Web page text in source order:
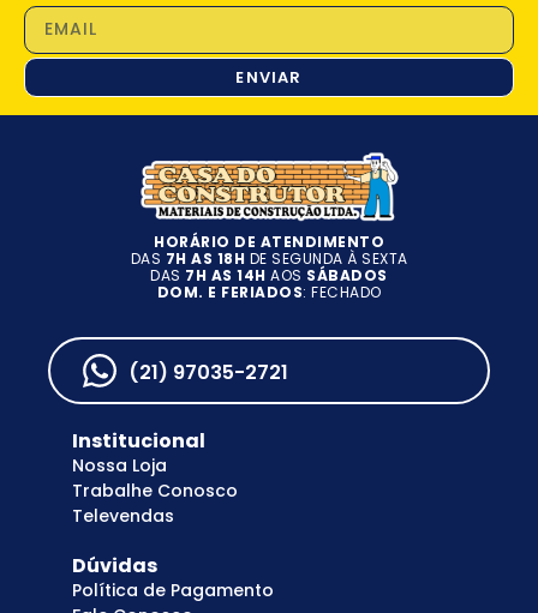
ENVIAR
HORÁRIO DE ATENDIMENTO
DAS 7H AS 18H DE SEGUNDA À SEXTA
DAS 7H AS 14H AOS SÁBADOS
DOM. E FERIADOS: FECHADO
(21) 97035-2721
Institucional
Nossa Loja
Trabalhe Conosco
Televendas
Dúvidas
Política de Pagamento